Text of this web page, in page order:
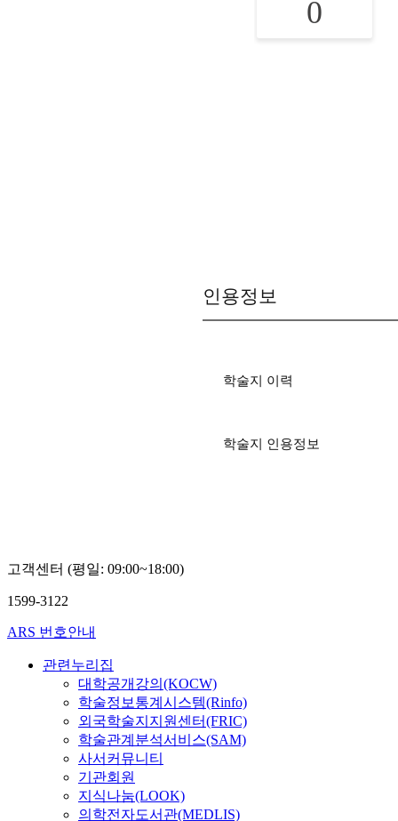
0
인용정보
학술지 이력
학술지 인용정보
고객센터 (평일: 09:00~18:00)
1599-3122
ARS 번호안내
관련누리집
대학공개강의(KOCW)
학술정보통계시스템(Rinfo)
외국학술지지원센터(FRIC)
학술관계분석서비스(SAM)
사서커뮤니티
기관회원
지식나눔(LOOK)
의학전자도서관(MEDLIS)